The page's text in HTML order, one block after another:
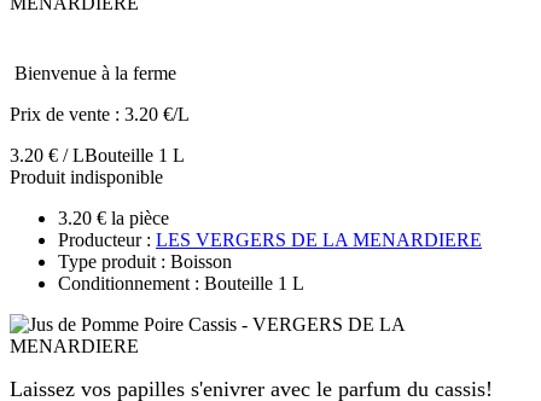
Bienvenue à la ferme
Prix de vente : 3.20 €/L
3.20 € / LBouteille 1 L
Produit indisponible
3.20 € la pièce
Producteur : LES VERGERS DE LA MENARDIERE
Type produit : Boisson
Conditionnement : Bouteille 1 L
Laissez vos papilles s'enivrer avec le parfum du cassis!